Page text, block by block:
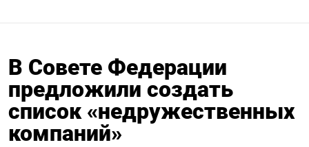
В Совете Федерации
предложили создать
список «недружественных
компаний»